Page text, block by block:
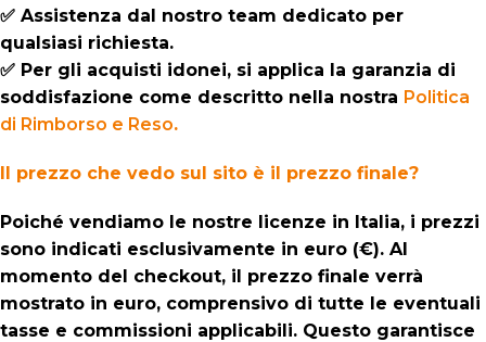
✅ Assistenza dal nostro team dedicato per
qualsiasi richiesta.
✅ Per gli acquisti idonei, si applica la garanzia di
soddisfazione come descritto nella nostra Politica
di Rimborso e Reso.
Il prezzo che vedo sul sito è il prezzo finale?
Poiché vendiamo le nostre licenze in Italia, i prezzi
sono indicati esclusivamente in euro (€). Al
momento del checkout, il prezzo finale verrà
mostrato in euro, comprensivo di tutte le eventuali
tasse e commissioni applicabili. Questo garantisce